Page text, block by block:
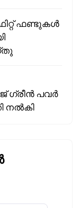
ഫണ്ടുകൾ
ഗ്രീൻ പവർ
നൽകി